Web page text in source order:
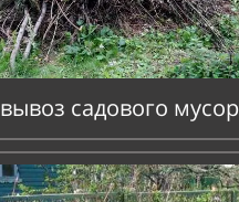
вывоз садового